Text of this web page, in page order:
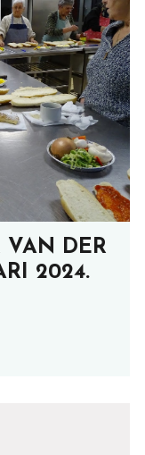
VAN DER
2024.